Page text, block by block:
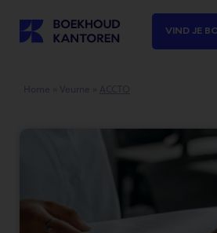
VIND JE